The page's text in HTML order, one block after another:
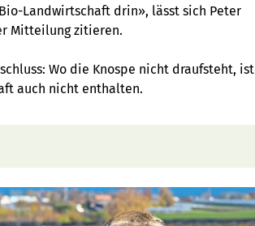
Landwirtschaft drin», lässt sich Peter
Mitteilung zitieren.
Wo die Knospe nicht draufsteht, ist
auch nicht enthalten.